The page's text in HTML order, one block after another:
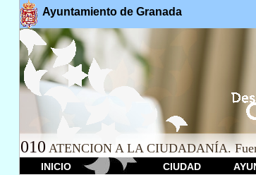
Ayuntamiento de Granada
010 ATENCION A LA CIUDADANÍA.
INICIO CIUDAD